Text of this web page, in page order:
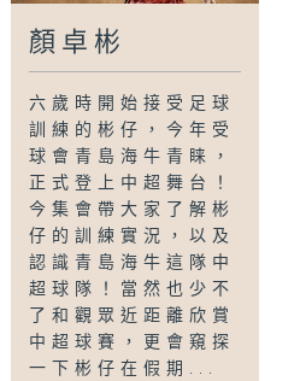
顏卓彬
六歲時開始接受足球
訓練的彬仔，今年受
球會青島海牛青睐，
正式登上中超舞台！
今集會帶大家了解彬
仔的訓練實況，以及
認識青島海牛這隊中
超球隊！當然也少不
了和觀眾近距離欣賞
中超球賽，更會窺探
一下彬仔在假期...